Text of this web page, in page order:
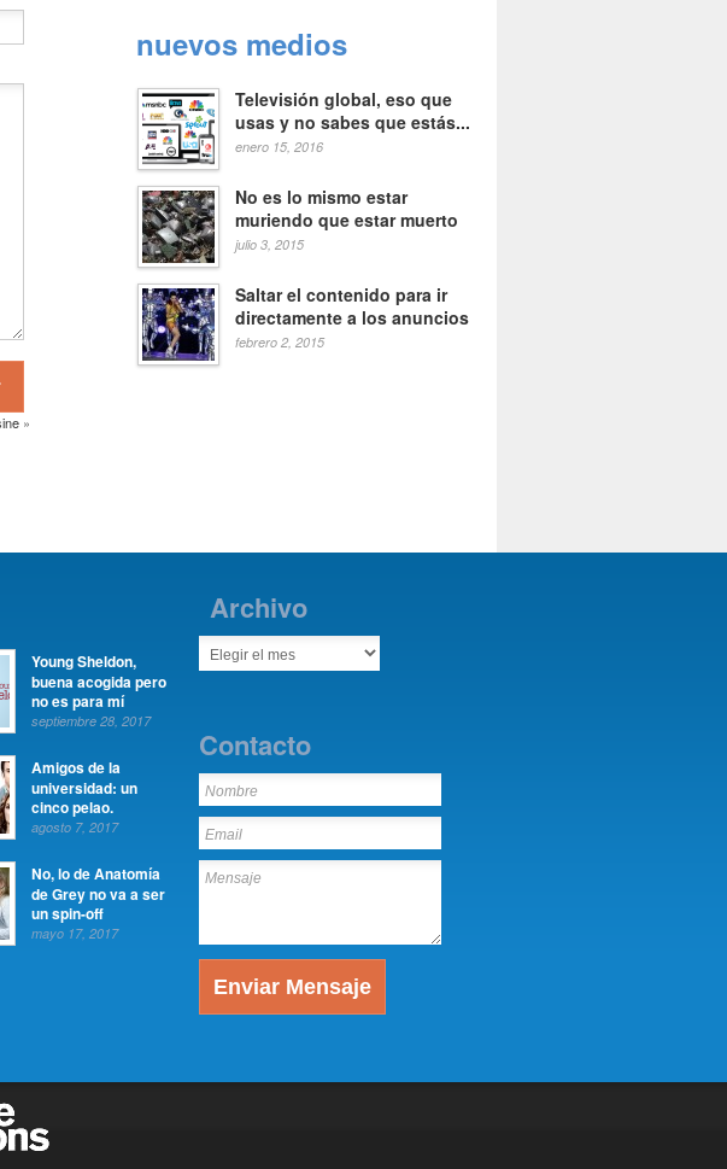
»
nuevos medios
Televisión global, eso que
usas y no sabes que estás...
enero 15, 2016
No es lo mismo estar
muriendo que estar muerto
julio 3, 2015
Saltar el contenido para ir
directamente a los anuncios
febrero 2, 2015
Young Sheldon,
buena acogida pero
no es para mí
septiembre 28, 2017
Amigos de la
universidad: un
cinco pelao.
agosto 7, 2017
No, lo de Anatomía
de Grey no va a ser
un spin-off
mayo 17, 2017
Archivo
Contacto